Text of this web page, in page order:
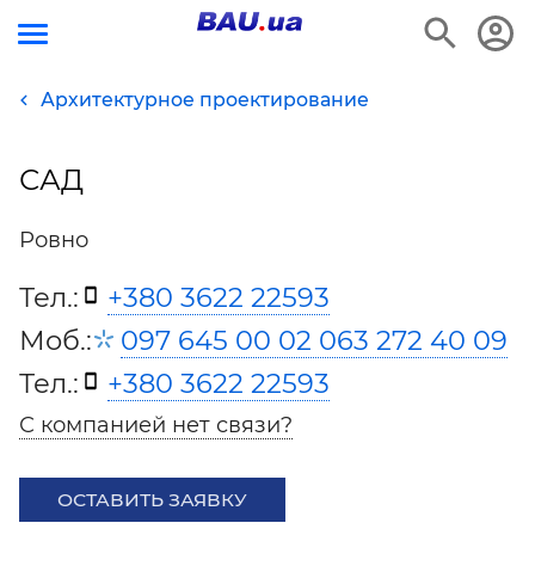
Архитектурное проектирование
САД
Ровно
Тел.:
+380 3622 22593
Моб.:
097 645 00 02 063 272 40 09
Тел.:
+380 3622 22593
С компанией нет связи?
ОСТАВИТЬ ЗАЯВКУ